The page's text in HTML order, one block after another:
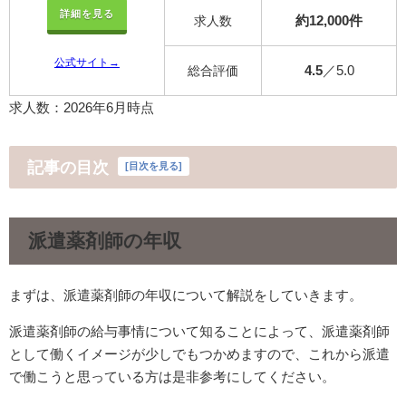
詳細を見る
公式サイト→
求人数 約12,000件
総合評価 4.5／5.0
求人数：2026年6月時点
記事の目次 [目次を見る]
派遣薬剤師の年収
まずは、派遣薬剤師の年収について解説をしていきます。
派遣薬剤師の給与事情について知ることによって、派遣薬剤師
として働くイメージが少しでもつかめますので、これから派遣
で働こうと思っている方は是非参考にしてください。